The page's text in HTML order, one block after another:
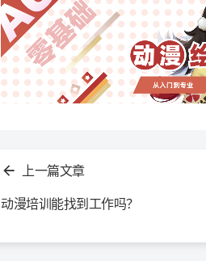
上一篇文章
动漫培训能找到工作吗？